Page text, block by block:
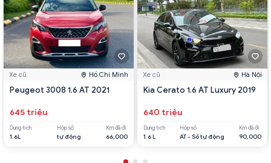
Xe cũ Hồ Chí Minh
Peugeot 3008 1.6 AT 2021
645 triệu
Dung tích
1.6L
Hộp số
tự động
Km đã đi
66,000
Xe cũ Hà Nội
Kia Cerato 1.6 AT Luxury 2019
640 triệu
Dung tích
1.6 L
Hộp số
AT - Số tự động
Km đã đi
90,000